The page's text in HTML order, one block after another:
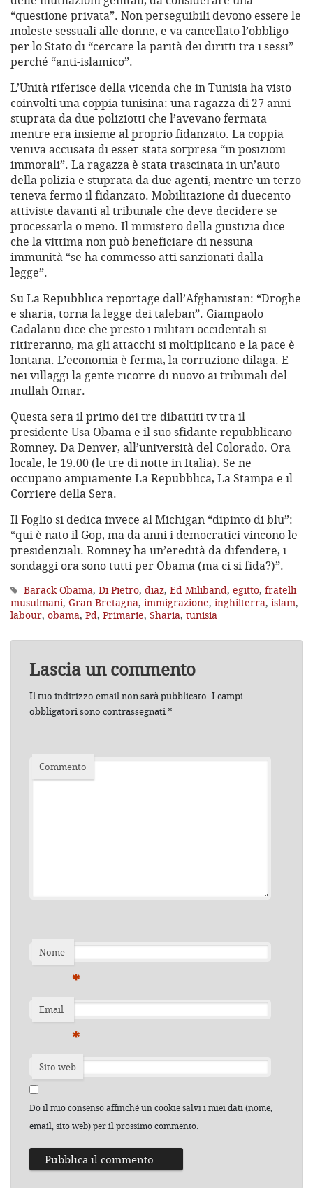
“questione privata”. Non perseguibili devono essere le
moleste sessuali alle donne, e va cancellato l’obbligo
per lo Stato di “cercare la parità dei diritti tra i sessi”
perché “anti-islamico”.
L’Unità riferisce della vicenda che in Tunisia ha visto
coinvolti una coppia tunisina: una ragazza di 27 anni
stuprata da due poliziotti che l’avevano fermata
mentre era insieme al proprio fidanzato. La coppia
veniva accusata di esser stata sorpresa “in posizioni
immorali”. La ragazza è stata trascinata in un’auto
della polizia e stuprata da due agenti, mentre un terzo
teneva fermo il fidanzato. Mobilitazione di duecento
attiviste davanti al tribunale che deve decidere se
processarla o meno. Il ministero della giustizia dice
che la vittima non può beneficiare di nessuna
immunità “se ha commesso atti sanzionati dalla
legge”.
Su La Repubblica reportage dall’Afghanistan: “Droghe
e sharia, torna la legge dei taleban”. Giampaolo
Cadalanu dice che presto i militari occidentali si
ritireranno, ma gli attacchi si moltiplicano e la pace è
lontana. L’economia è ferma, la corruzione dilaga. E
nei villaggi la gente ricorre di nuovo ai tribunali del
mullah Omar.
Questa sera il primo dei tre dibattiti tv tra il
presidente Usa Obama e il suo sfidante repubblicano
Romney. Da Denver, all’università del Colorado. Ora
locale, le 19.00 (le tre di notte in Italia). Se ne
occupano ampiamente La Repubblica, La Stampa e il
Corriere della Sera.
Il Foglio si dedica invece al Michigan “dipinto di blu”:
“qui è nato il Gop, ma da anni i democratici vincono le
presidenziali. Romney ha un’eredità da difendere, i
sondaggi ora sono tutti per Obama (ma ci si fida?)”.
Barack Obama, Di Pietro, diaz, Ed Miliband, egitto, fratelli
musulmani, Gran Bretagna, immigrazione, inghilterra, islam,
labour, obama, Pd, Primarie, Sharia, tunisia
Lascia un commento
Il tuo indirizzo email non sarà pubblicato. I campi
obbligatori sono contrassegnati*
Commento
Nome
*
Email
*
Sito web
Do il mio consenso affinché un cookie salvi i miei dati (nome,
email, sito web) per il prossimo commento.